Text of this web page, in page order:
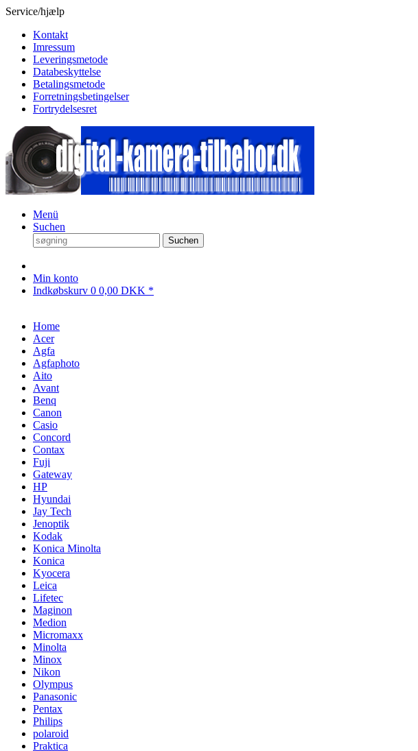
Service/hjælp
Kontakt
Imressum
Leveringsmetode
Databeskyttelse
Betalingsmetode
Forretningsbetingelser
Fortrydelsesret
Menü
Suchen
Suchen
Min konto
Indkøbskurv 0 0,00 DKK *
Home
Acer
Agfa
Agfaphoto
Aito
Avant
Benq
Canon
Casio
Concord
Contax
Fuji
Gateway
HP
Hyundai
Jay Tech
Jenoptik
Kodak
Konica Minolta
Konica
Kyocera
Leica
Lifetec
Maginon
Medion
Micromaxx
Minolta
Minox
Nikon
Olympus
Panasonic
Pentax
Philips
polaroid
Praktica